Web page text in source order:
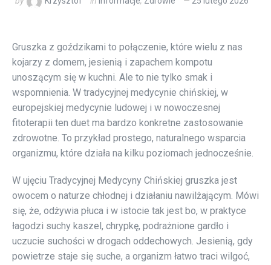
Gruszka z goździkami to połączenie, które wielu z nas
kojarzy z domem, jesienią i zapachem kompotu
unoszącym się w kuchni. Ale to nie tylko smak i
wspomnienia. W tradycyjnej medycynie chińskiej, w
europejskiej medycynie ludowej i w nowoczesnej
fitoterapii ten duet ma bardzo konkretne zastosowanie
zdrowotne. To przykład prostego, naturalnego wsparcia
organizmu, które działa na kilku poziomach jednocześnie.
W ujęciu Tradycyjnej Medycyny Chińskiej gruszka jest
owocem o naturze chłodnej i działaniu nawilżającym. Mówi
się, że, odżywia płuca i w istocie tak jest bo, w praktyce
łagodzi suchy kaszel, chrypkę, podrażnione gardło i
uczucie suchości w drogach oddechowych. Jesienią, gdy
powietrze staje się suche, a organizm łatwo traci wilgoć,